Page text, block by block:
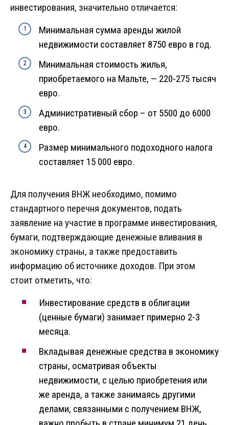
инвестирования, значительно отличается:
Минимальная сумма аренды жилой
недвижимости составляет 8750 евро в год.
Минимальная стоимость жилья,
приобретаемого на Мальте, — 220-275 тысяч
евро.
Административный сбор – от 5500 до 6000
евро.
Размер минимального подоходного налога
составляет 15 000 евро.
Для получения ВНЖ необходимо, помимо
стандартного перечня документов, подать
заявление на участие в программе инвестирования,
бумаги, подтверждающие денежные вливания в
экономику страны, а также предоставить
информацию об источнике доходов. При этом
стоит отметить, что:
Инвестирование средств в облигации
(ценные бумаги) занимает примерно 2-3
месяца.
Вкладывая денежные средства в экономику
страны, осматривая объекты
недвижимости, с целью приобретения или
же аренда, а также занимаясь другими
делами, связанными с получением ВНЖ,